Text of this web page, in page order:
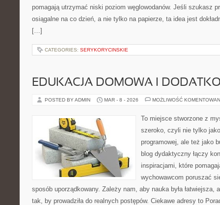
pomagają utrzymać niski poziom węglowodanów. Jeśli szukasz
osiągalne na co dzień, a nie tylko na papierze, ta idea jest
[…]
CATEGORIES: SERYKORYCINSKIE
EDUKACJA DOMOWA I
POSTED BY ADMIN MAR - 8 - 2026 MOŻLIWOŚĆ
To miejsce stworzone z
szeroko, czyli nie tylko
programowej, ale też jako
blog dydaktyczny łączy
inspiracjami, które
wychowawcom poruszać
sposób uporządkowany. Zależy nam, aby nauka była łatwiejsza,
tak, by prowadziła do realnych postępów. Ciekawe adresy to